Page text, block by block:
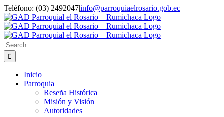
Skip
to
content
Teléfono: (03) 2492047|info@parroquiaelrosario.gob.ec
Search
for:
Inicio
Parroquia
Reseña Histórica
Misión y Visión
Autoridades